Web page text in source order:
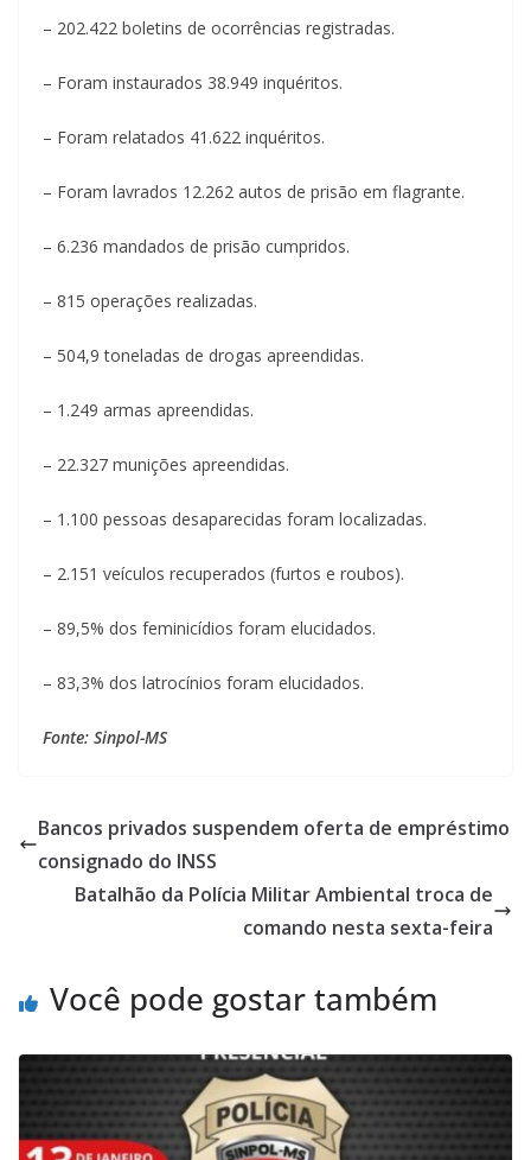
– 202.422 boletins de ocorrências registradas.
– Foram instaurados 38.949 inquéritos.
– Foram relatados 41.622 inquéritos.
– Foram lavrados 12.262 autos de prisão em flagrante.
– 6.236 mandados de prisão cumpridos.
– 815 operações realizadas.
– 504,9 toneladas de drogas apreendidas.
– 1.249 armas apreendidas.
– 22.327 munições apreendidas.
– 1.100 pessoas desaparecidas foram localizadas.
– 2.151 veículos recuperados (furtos e roubos).
– 89,5% dos feminicídios foram elucidados.
– 83,3% dos latrocínios foram elucidados.
Fonte: Sinpol-MS
Bancos privados suspendem oferta de empréstimo
consignado do INSS
Batalhão da Polícia Militar Ambiental troca de
comando nesta sexta-feira
Você pode gostar também